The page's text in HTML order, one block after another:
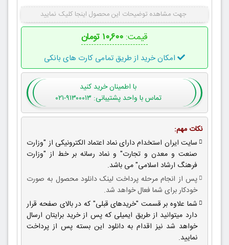
جهت مشاهده توضیحات این محصول اینجا کلیک نمایید
قیمت: ۱۰,۶۰۰ تومان
امکان خرید از طریق تمامی کارت های بانکی
با اطمینانخرید کنید
تماس با واحد پشتیبانی: ۹۱۳۰۰۰۱۳-۰۲۱
نکات مهم:
سایت ایران استخدام دارای نماد اعتماد الکترونیکی از "وزارت
صنعت و معدن و تجارت" و نماد رسانه بر خط از "وزارت
فرهنگ ارشاد اسلامی" می باشد.
پس از انجام مرحله پرداخت لینک دانلود محصول به صورت
خودکار برای شما فعال خواهد شد.
شما علاوه بر قسمت "خریدهای قبلی" که در بالای صفحه قرار
دارد میتوانید از طریق ایمیلی که پس از خرید برایتان ارسال
خواهد شد نیز اقدام به دانلود این بسته پس از پرداخت
نمایید.